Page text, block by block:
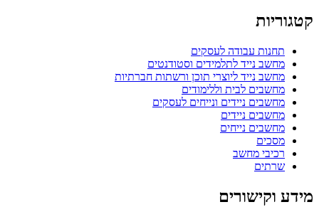
עבודה לעסקים
נייד לתלמידים וסטודנטים
נייד ליוצרי תוכן ורשתות חברתיות
לבית וללימודים
ניידים ונייחים לעסקים
ניידים
נייחים
מחשב